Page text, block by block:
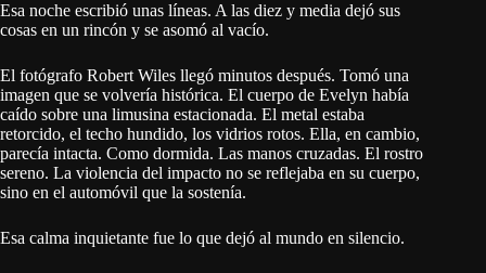
Esa noche escribió unas líneas. A las diez y media dejó sus
cosas en un rincón y se asomó al vacío.
El fotógrafo Robert Wiles llegó minutos después. Tomó una
imagen que se volvería histórica. El cuerpo de Evelyn había
caído sobre una limusina estacionada. El metal estaba
retorcido, el techo hundido, los vidrios rotos. Ella, en cambio,
parecía intacta. Como dormida. Las manos cruzadas. El rostro
sereno. La violencia del impacto no se reflejaba en su cuerpo,
sino en el automóvil que la sostenía.
Esa calma inquietante fue lo que dejó al mundo en silencio.